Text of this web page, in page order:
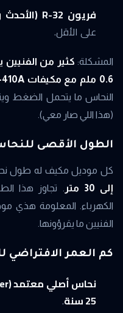
فريون R-32 (الأحدث والأكثر كفاءة):
على الأقل.
المشكلة:
0.6 ملم مع مكيفات R-410A
(هذا اللي صار معي).
الطول الأقصى
كل موديل مكيف له طول
إلى 30 متر
. تجاوز هذا
الكهرباء. المعلومة هذي
الفنيين ما يقرؤونها.
كم العمر الافتراضي
نحاس أصلي معتمد (Mueller الأمريكي مثلاً):
25 سنة
.